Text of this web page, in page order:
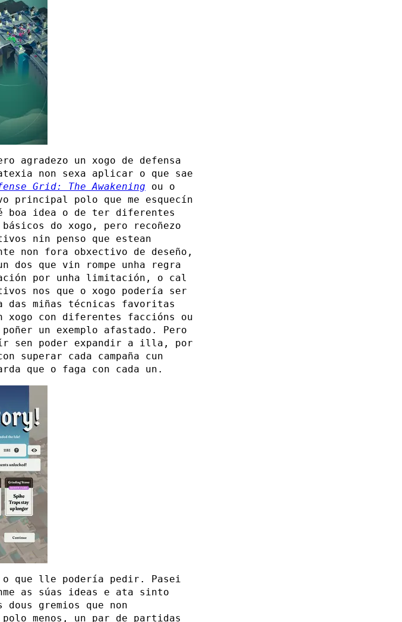
agradezo un xogo de defensa
non sexa aplicar o que sae
Grid: The Awakening ou o
principal polo que me esquecín
boa idea o de ter diferentes
do xogo, pero recoñezo
nin penso que estean
non fora obxectivo de deseño,
dos que vin rompe unha regra
por unha limitación, o cal
nos que o xogo podería ser
das miñas técnicas favoritas
xogo con diferentes faccións ou
un exemplo afastado. Pero
sen poder expandir a illa, por
superar cada campaña cun
que o faga con cada un.
o que lle podería pedir. Pasei
as súas ideas e ata sinto
gremios que non
menos, un par de partidas